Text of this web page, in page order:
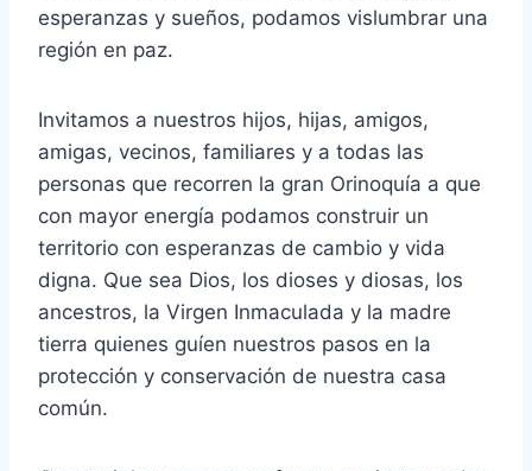
esperanzas y sueños, podamos vislumbrar una
región en paz.
Invitamos a nuestros hijos, hijas, amigos,
amigas, vecinos, familiares y a todas las
personas que recorren la gran Orinoquía a que
con mayor energía podamos construir un
territorio con esperanzas de cambio y vida
digna. Que sea Dios, los dioses y diosas, los
ancestros, la Virgen Inmaculada y la madre
tierra quienes guíen nuestros pasos en la
protección y conservación de nuestra casa
común.